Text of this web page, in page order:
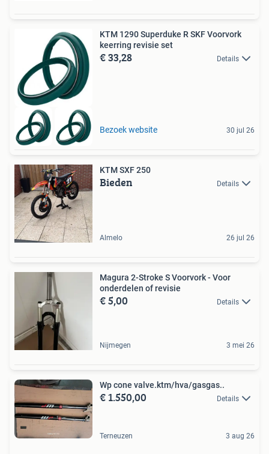
KTM 1290 Superduke R SKF Voorvork
keerring revisie set
€ 33,28 Details
Bezoek website 30 jul 26
KTM SXF 250
Bieden Details
Almelo 26 jul 26
Magura 2-Stroke S Voorvork - Voor
onderdelen of revisie
€ 5,00 Details
Nijmegen 3 mei 26
Wp cone valve.ktm/hva/gasgas..
€ 1.550,00 Details
Terneuzen 3 aug 26